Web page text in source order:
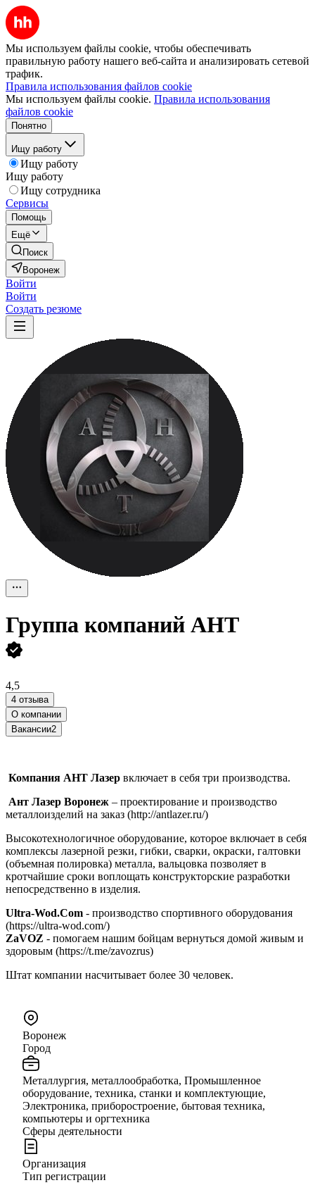
Мы используем файлы cookie, чтобы обеспечивать
правильную работу нашего веб-сайта и анализировать сетевой
трафик.
Правила использования файлов cookie
Мы используем файлы cookie. Правила использования
файлов cookie
Понятно
Ищу работу
Ищу работу
Ищу работу
Ищу сотрудника
Сервисы
Помощь
Ещё
Поиск
Воронеж
Войти
Войти
Создать резюме
Группа компаний АНТ
4,5
4 отзыва
О компании
Вакансии2
Компания АНТ Лазер включает в себя три производства.
Ант Лазер Воронеж – проектирование и производство
металлоизделий на заказ (http://antlazer.ru/)
Высокотехнологичное оборудование, которое включает в себя
комплексы лазерной резки, гибки, сварки, окраски, галтовки
(объемная полировка) металла, вальцовка позволяет в
кротчайшие сроки воплощать конструкторские разработки
непосредственно в изделия.
Ultra-Wod.Com - производство спортивного оборудования
(https://ultra-wod.com/)
ZaVOZ - помогаем нашим бойцам вернуться домой живым и
здоровым (https://t.me/zavozrus)
Штат компании насчитывает более 30 человек.
Воронеж
Город
Металлургия, металлообработка, Промышленное
оборудование, техника, станки и комплектующие,
Электроника, приборостроение, бытовая техника,
компьютеры и оргтехника
Сферы деятельности
Организация
Тип регистрации